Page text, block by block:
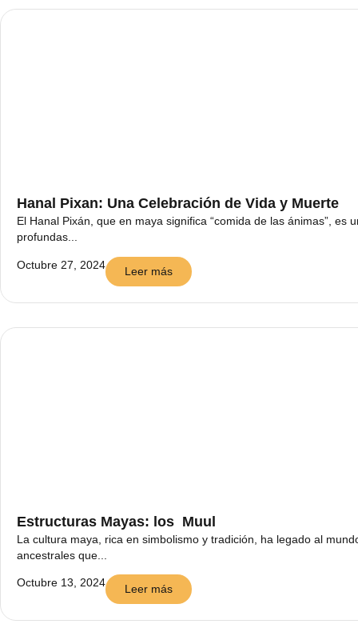
Hanal Pixan: Una Celebración de Vida y Muerte
El Hanal Pixán, que en maya significa “comida de las ánimas”, es
profundas...
Octubre 27, 2024 Leer más
Estructuras Mayas: los Muul
La cultura maya, rica en simbolismo y tradición, ha legado al
ancestrales que...
Octubre 13, 2024 Leer más